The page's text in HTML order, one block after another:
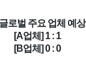
로벌 주요 업체 예상
[A업체] 1 : 1
[B업체] 0 : 0